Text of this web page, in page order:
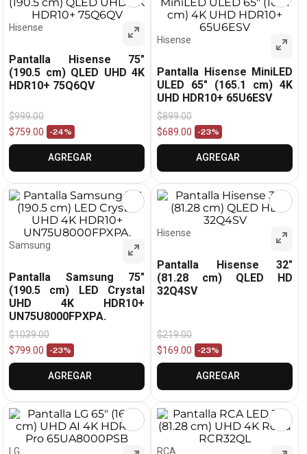
Hisense
Pantalla Hisense 75"
(190.5 cm) QLED UHD 4K
HDR10+ 75Q6QV
$999.00
$759 00 -24%
AGREGAR
Hisense
Pantalla Hisense MiniLED
ULED 65" (165.1 cm) 4K
UHD HDR10+ 65U6ESV
$899.00
$689 00 -23%
AGREGAR
Samsung
Pantalla Samsung 75"
(190.5 cm) LED Crystal
UHD 4K HDR10+
UN75U8000FPXPA.
$1039.00
$799 00 -23%
AGREGAR
Hisense
Pantalla Hisense 32"
(81.28 cm) QLED HD
32Q4SV
$219.00
$169 00 -23%
AGREGAR
LG RCA